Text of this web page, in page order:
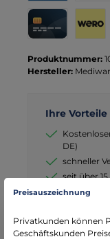
Rechnung für
Produktnummer:
Hersteller:
Ihre Vorteile
DE)
schneller
seit über
Bereich
Preisauszeichnung
Privatkunden können
Geschäftskunden